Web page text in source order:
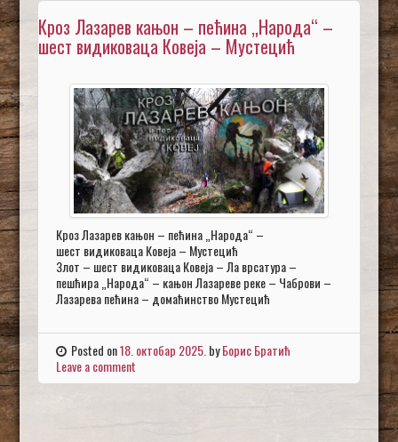
Кроз Лазарев кањон – пећина „Народа“ –
шест видиковаца Ковеја – Мустецић
Кроз Лазарев кањон – пећина „Народа“ –
шест видиковаца Ковеја – Мустецић
Злот – шест видиковаца Ковеја – Ла врсатура –
пешћира „Народа“ – кањон Лазареве реке – Чаброви –
Лазарева пећина – домаћинство Мустецић
Posted on18. октобар 2025. byБорис Братић
Leave a comment